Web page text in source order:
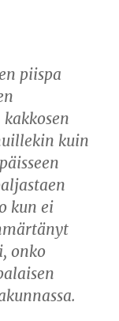
piispa
kuin
kun ei
onko